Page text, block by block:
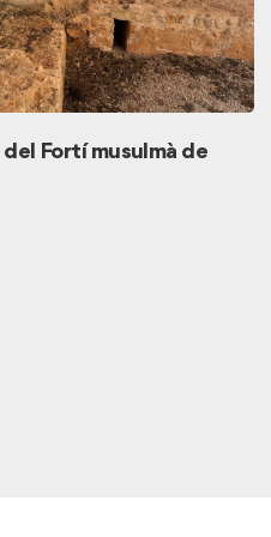
Fortí musulmà de